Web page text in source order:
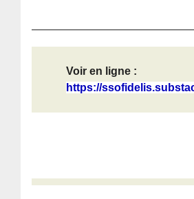
Voir en ligne :
https://